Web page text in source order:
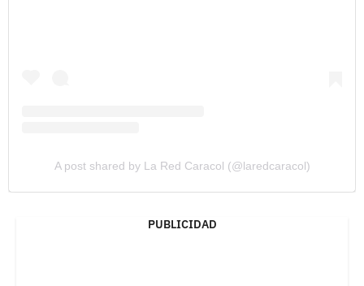
A post shared by La Red Caracol (@laredcaracol)
PUBLICIDAD